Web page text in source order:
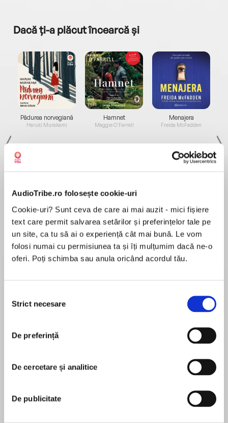
AudioTribe.ro folosește cookie-uri
Cookie-uri? Sunt ceva de care ai mai auzit - mici fișiere
text care permit salvarea setărilor și preferințelor tale pe
un site, ca tu să ai o experiență cât mai bună. Le vom
folosi numai cu permisiunea ta și îți mulțumim dacă ne-o
oferi. Poți schimba sau anula oricând acordul tău.
consimțământului
Strict necesare
De preferință
De cercetare și analitice
De publicitate
Dacă ți-a plăcut încearcă și
Pădurea norvegiană
Haruki Murakami
Elita de Argint (Elita
Hamnet
Maggie O'Farrell
Diavolul se îmbracă de
la...
Lauren Weisberger
Menajera
Freida McFadden
Migdală
Sohn Won-pyung
Al cincilea roman din seria MINERVA TUTOVAN.
În dimineața zilei de 1 ianuarie, inginerul Dan
Manu e găsit lângă rafturile bibliotecii, cu un
să navigheze printre cei apropiați victimei, toți
cu vieți complicate și câteva secrete
În acest moment nu există recenzii